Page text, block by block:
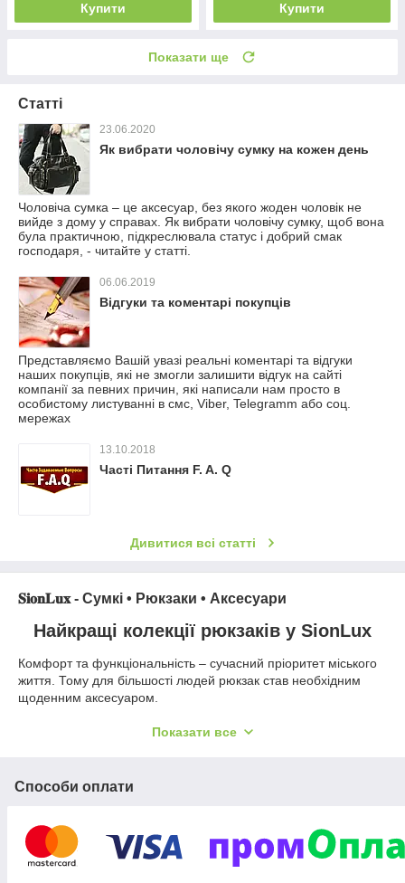
Купити Купити
Показати ще
Статті
23.06.2020
Як вибрати чоловічу сумку на кожен день
Чоловіча сумка – це аксесуар, без якого жоден чоловік не
вийде з дому у справах. Як вибрати чоловічу сумку, щоб вона
була практичною, підкреслювала статус і добрий смак
господаря, - читайте у статті.
06.06.2019
Відгуки та коментарі покупців
Представляємо Вашій увазі реальні коментарі та відгуки
наших покупців, які не змогли залишити відгук на сайті
компанії за певних причин, які написали нам просто в
особистому листуванні в смс, Viber, Telegramm або соц.
мережах
13.10.2018
Часті Питання F. A. Q
Дивитися всі статті
𝐒𝐢𝐨𝐧𝐋𝐮𝐱 - Сумкі • Рюкзаки • Аксесуари
Найкращі колекції рюкзаків у SionLux
Комфорт та функціональність – сучасний пріоритет міського
життя. Тому для більшості людей рюкзак став необхідним
щоденним аксесуаром.
рюкзак. Міні-рюкзачки, стильні набори з рюкзака, сумки та
Наші рюкзаки доступні у різних кольорах, матеріалах,
Також у магазині представлені різноманітні брелоки, сувеніри
для сумок, ключів чи одягу. Ці приємні дрібниці внесуть
позитив та стануть чудовим доповненням до основної
Показати все
Способи оплати